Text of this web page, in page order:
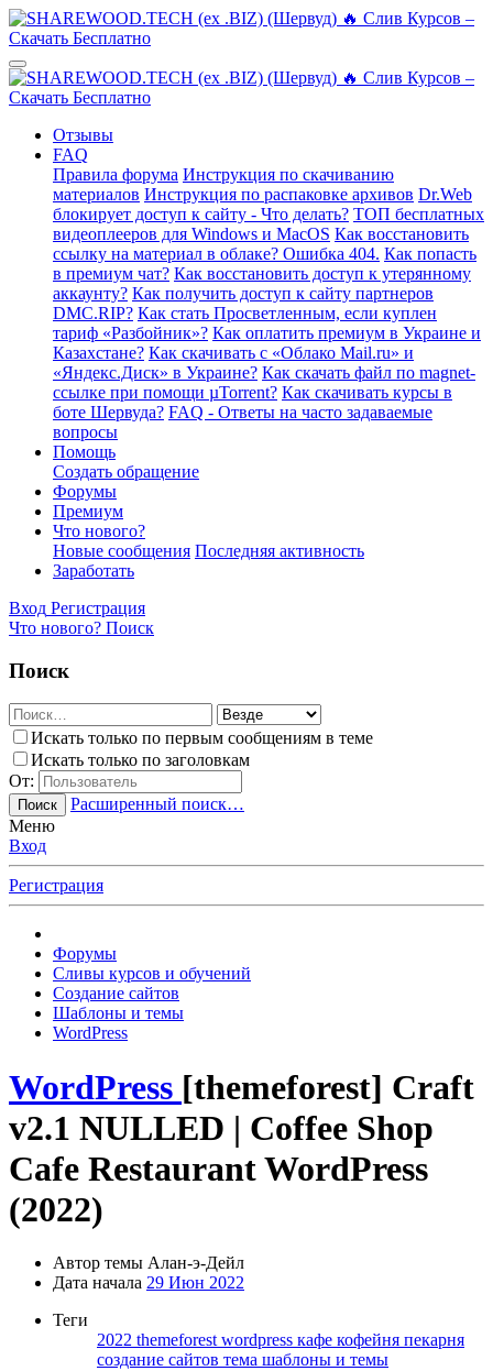
Отзывы
FAQ
Правила форума Инструкция по скачиванию
материалов Инструкция по распаковке архивов Dr.Web
блокирует доступ к сайту - Что делать? ТОП бесплатных
видеоплееров для Windows и MacOS Как восстановить
ссылку на материал в облаке? Ошибка 404. Как попасть
в премиум чат? Как восстановить доступ к утерянному
аккаунту? Как получить доступ к сайту партнеров
DMC.RIP? Как стать Просветленным, если куплен
тариф «Разбойник»? Как оплатить премиум в Украине и
Казахстане? Как скачивать с «Облако Mail.ru» и
«Яндекс.Диск» в Украине? Как скачать файл по magnet-
ссылке при помощи µTorrent? Как скачивать курсы в
боте Шервуда? FAQ - Ответы на часто задаваемые
вопросы
Помощь
Создать обращение
Форумы
Премиум
Что нового?
Новые сообщения Последняя активность
Заработать
Вход Регистрация
Что нового? Поиск
Поиск
Искать только по первым сообщениям в теме
Искать только по заголовкам
От:
Поиск
Расширенный поиск…
Меню
Вход
Регистрация
Форумы
Сливы курсов и обучений
Создание сайтов
Шаблоны и темы
WordPress
WordPress [themeforest] Craft
v2.1 NULLED | Coffee Shop
Cafe Restaurant WordPress
(2022)
Автор темы Алан-э-Дейл
Дата начала 29 Июн 2022
Теги
2022 themeforest wordpress кафе кофейня пекарня
создание сайтов тема шаблоны и темы